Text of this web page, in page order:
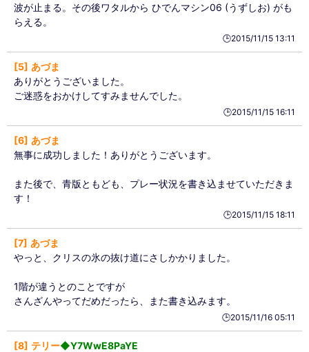
波が止まる。その後ワタルから ひでんマシン06 (うずしお) がも
らえる。
🕒️2015/11/15 13:11
5
あづま
ありがとうございました。
ご迷惑をおかけしてすみませんでした。
🕒️2015/11/15 16:11
6
あづま
無事に成功しました！ありがとうございます。
また後で、青版ともども、プレー状況を書き込ませていただきま
す！
🕒️2015/11/15 18:11
7
あづま
やっと、クリスの氷の抜け道にさしかかりました。
1階が違うとのことですが
さんざんやってだめだったら、また書き込みます。
🕒️2015/11/16 05:11
8 テリー◆Y7WwE8PaYE